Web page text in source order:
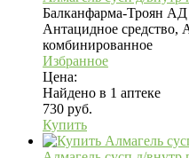
Балканфарма-Троян АД
Антацидное средство,
комбинированное
Избранное
Цена:
Найдено в 1 аптеке
730 руб.
Купить